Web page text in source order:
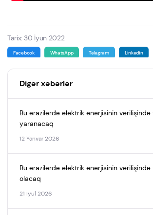
Tarix: 30 İyun 2022
Facebook WhatsApp Telegram Linkedin
Digər xəbərlər
Bu ərazilərdə elektrik enerjisinin verilişində
yaranacaq
12 Yanvar 2026
Bu ərazilərdə elektrik enerjisinin verilişində
olacaq
21 İyul 2026